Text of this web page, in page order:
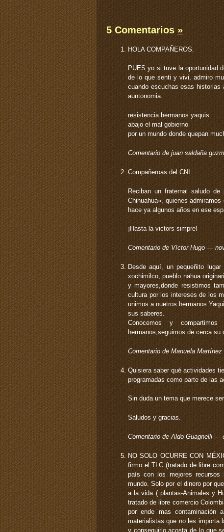
5 Comentarios»
HOLA COMPAÑEROS.
PUES yo si tuve la oportunidad
de lo que senti y vivi, admiro
cuando escuchas esas
auntonomia.
resistencia hermanos yaquis.
abajo el mal gobierno
por un mundo donde quepan
Comentario de juan saldaña
Compañeroas del CNI:
Reciban un fraternal saludo
Chihuahua», quienes
hace ya algunos años en ese
¡Hasta la victors simpre!
Comentario de Víctor Hugo —
Desde aquí, un pequeñito
xochimilco, pueblo nahua
y mayores,donde resistimos
cultura por los intereses de los
unimos a nuetros hermanos
sus saberes.
Conocemos y
hermanos,seguimos de cerca su
Comentario de Manuela
Quisiera saber qué actividades
programadas como parte de las
Sin duda un tema que merece
Saludos y gracias.
Comentario de Aldo Guagnelli —
NO SOLO OCURRE CON
firmo el TLC (tratado de libre
país con los mejores recursos
mundo. Solo por el dinero por
a la vida ( plantas-Animales y
tratado de libre comercio
por ende mas contaminación
materialistas que no les importa
y conseguirlo acosta de lo que